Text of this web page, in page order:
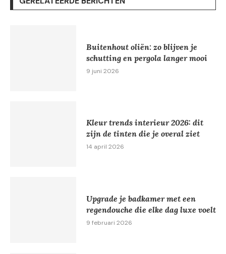
Buitenhout oliën: zo blijven je
schutting en pergola langer mooi
9 juni 2026
Kleur trends interieur 2026: dit
zijn de tinten die je overal ziet
14 april 2026
Upgrade je badkamer met een
regendouche die elke dag luxe voelt
9 februari 2026